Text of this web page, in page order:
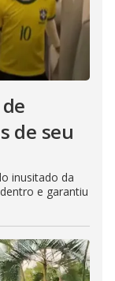
de seu
inusitado da
e garantiu